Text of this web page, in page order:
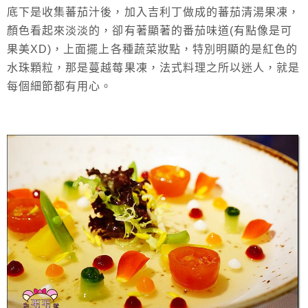
底下是收集蕃茄汁後，加入吉利丁做成的蕃茄清湯果凍，
顏色看起來淡淡的，卻有著顯著的番茄味道(有點像是可
果美XD)，上面擺上各種蔬菜妝點，特別明顯的是紅色的
水珠顆粒，那是蔓越莓果凍，法式料理之所以迷人，就是
每個細節都有用心。